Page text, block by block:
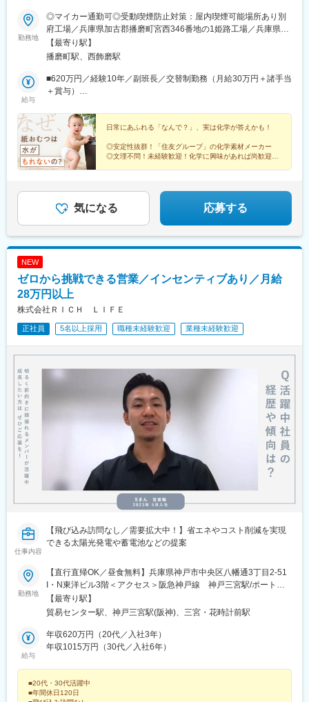
勤務地
◎マイカー通勤可◎受動喫煙防止対策：屋内喫煙可能場所あり別
府工場／兵庫県加古郡播磨町宮西346番地の1姫路工場／兵庫県姫
路市飾磨区入船町1番地【入社後の勤務地について】今回の募集は
兵庫県内の2工場での製造職です。よって入社後の勤務地は別府工
可能です。【転勤について】当社国内製造拠点は別府、姫路、千
葉の3拠点ですが、入社後すぐ転勤となる可能性はございません。
【最寄り駅】
播磨町駅、西飾磨駅
給与
■620万円／経験10年／副班長／交替制勤務（月給30万円＋諸手当
＋賞与）
手当＋賞与）
日常にあふれる「なんで？」、実は化学が答えかも！
◎安定性抜群！「住友グループ」の化学素材メーカー
◎文理不問！未経験歓迎！化学に興味があれば尚歓迎！
気になる 応募する
NEW
ゼロから挑戦できる営業／インセンティブあり／月給
28万円以上
株式会社ＲＩＣＨ ＬＩＦＥ
正社員 5名以上採用 職種未経験歓迎 業種未経験歓迎
仕事内容
【飛び込み訪問なし／需要拡大中！】省エネやコスト削減を実現
できる太陽光発電や蓄電池などの提案
勤務地
【直行直帰OK／昼食無料】兵庫県神戸市中央区八幡通3丁目2-51
I・N東洋ビル3階＜アクセス＞阪急神戸線 神戸三宮駅/ポートラ
イナー 貿易センター駅 徒歩5分 ※受動喫煙対策：屋内禁煙（屋
外喫煙所あり）
【最寄り駅】
貿易センター駅、神戸三宮駅(阪神)、三宮・花時計前駅
給与
年収620万円（20代／入社3年）
年収1015万円（30代／入社6年）
■20代・30代活躍中
■年間休日120日